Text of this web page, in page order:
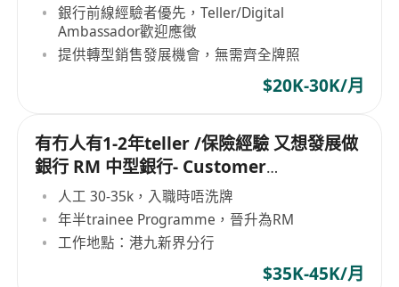
銀行前線經驗者優先，Teller/Digital
Ambassador歡迎應徵
提供轉型銷售發展機會，無需齊全牌照
$20K-30K/月
有冇人有1-2年teller /保險經驗 又想發展做
銀行 RM 中型銀行- Customer
Relationship Manager Trainee
人工 30-35k，入職時唔洗牌
年半trainee Programme，晉升為RM
工作地點：港九新界分行
$35K-45K/月